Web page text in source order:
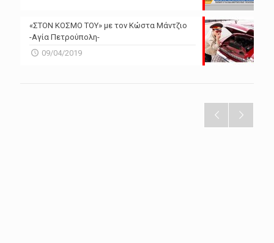
«ΣΤΟΝ ΚΟΣΜΟ ΤΟΥ» με τον Κώστα Μάντζιο
-Αγία Πετρούπολη-
09/04/2019